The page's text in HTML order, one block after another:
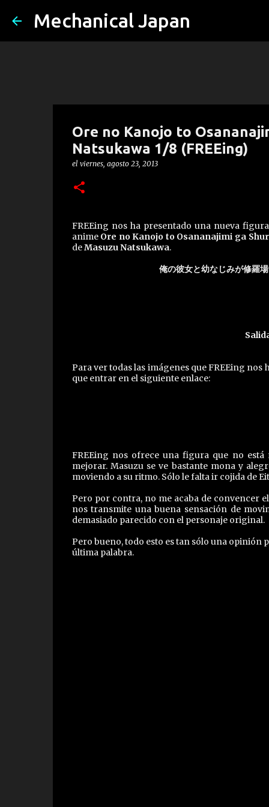
Mechanical Japan
Ore no Kanojo to
Natsukawa 1/8 (FREEing)
el viernes, agosto 23, 2013
FREEing nos ha presentado una nueva
anime Ore no Kanojo to Osananajimi ga
deMasuzu Natsukawa.
俺の彼女と幼なじみが修羅
Para ver todas las imágenes que FREEing
que entrar en el siguiente enlace:
FREEing nos ofrece una figura que no
mejorar. Masuzu se ve bastante mona y
moviendo a su ritmo. Sólo le falta ir cojida de
Pero por contra, no me acaba de convencer
nos transmite una buena sensación de
demasiado parecido con el personaje original.
Pero bueno, todo esto es tan sólo una opinión
última palabra.